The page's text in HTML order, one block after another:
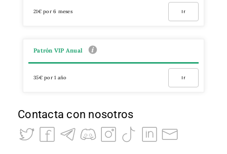
21€ por 6 meses Ir
Patrón VIP Anual
35€ por 1 año Ir
Contacta con nosotros